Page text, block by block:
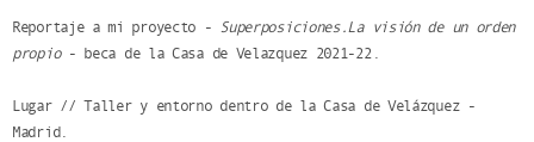
Reportaje a mi proyecto -
Superposiciones.La visión de un orden
propio- beca de la Casa de Velazquez 2021-22.
Lugar // Taller y entorno dentro de la Casa de Velázquez -
Madrid.